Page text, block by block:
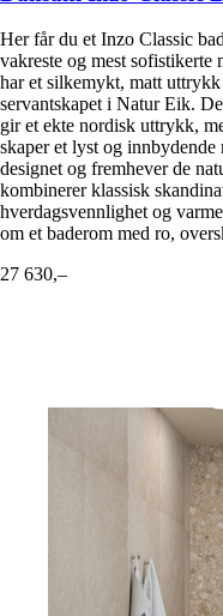
Her får du et Inzo Classic
vakreste og mest sofistikerte
har et silkemykt, matt
servantskapet i Natur Eik.
gir et ekte nordisk uttrykk,
skaper et lyst og
designet og fremhever de
kombinerer klassisk
hverdagsvennlighet og
om et baderom med ro,
27 630,–